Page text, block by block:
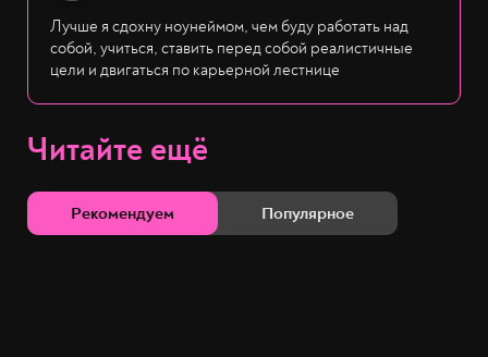
Лучше я сдохну ноунеймом, чем буду работать над
собой, учиться, ставить перед собой реалистичные
цели и двигаться по карьерной лестнице
Читайте ещё
Рекомендуем Популярное